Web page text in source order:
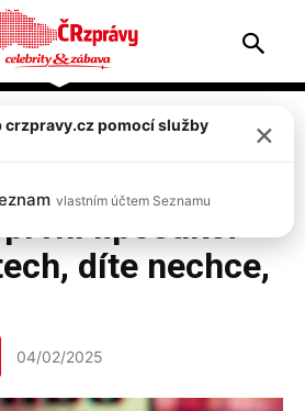
stylista Filip
první liposukci
díte nechce,
04/02/2025
crzpravy.cz pomocí služby
×
vlastním účtem Seznamu